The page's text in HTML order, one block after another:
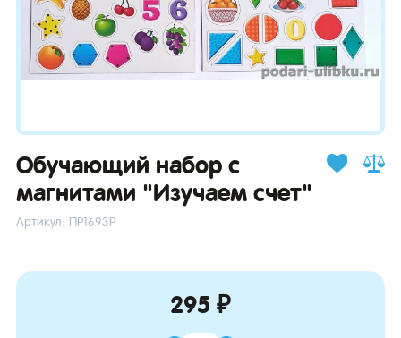
Обучающий набор с
магнитами "Изучаем счет"
Артикул: ПР1693Р
295 ₽